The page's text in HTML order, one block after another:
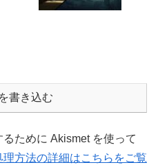
書き込む
ために Akismet を使って
方法の詳細はこちらをご覧